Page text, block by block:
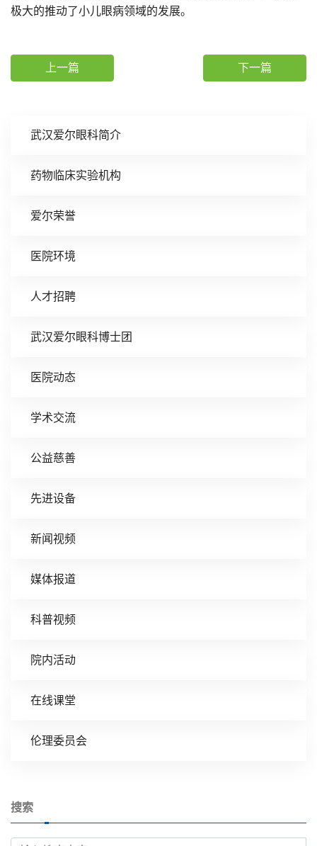
武汉爱尔眼科简介
药物临床实验机构
爱尔荣誉
医院环境
人才招聘
武汉爱尔眼科博士团
医院动态
学术交流
公益慈善
先进设备
新闻视频
媒体报道
科普视频
院内活动
在线课堂
伦理委员会
搜索
极大的推动了小儿眼病领域的发展。
上一篇 下一篇